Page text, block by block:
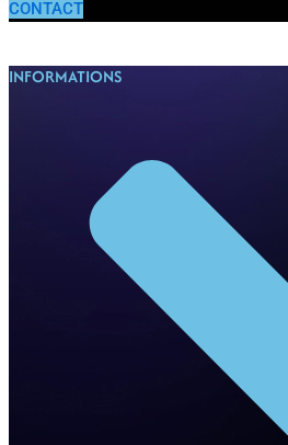
CONTACT
INFORMATIONS